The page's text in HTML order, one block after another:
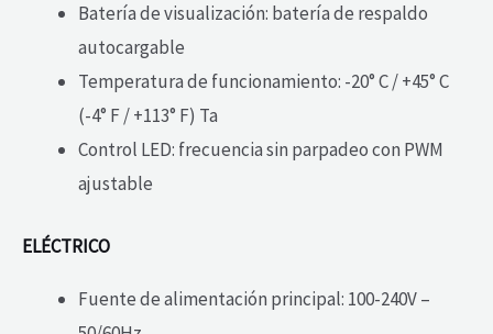
Batería de visualización: batería de respaldo
autocargable
Temperatura de funcionamiento: -20° C / +45° C
(-4° F / +113° F) Ta
Control LED: frecuencia sin parpadeo con PWM
ajustable
ELÉCTRICO
Fuente de alimentación principal: 100-240V –